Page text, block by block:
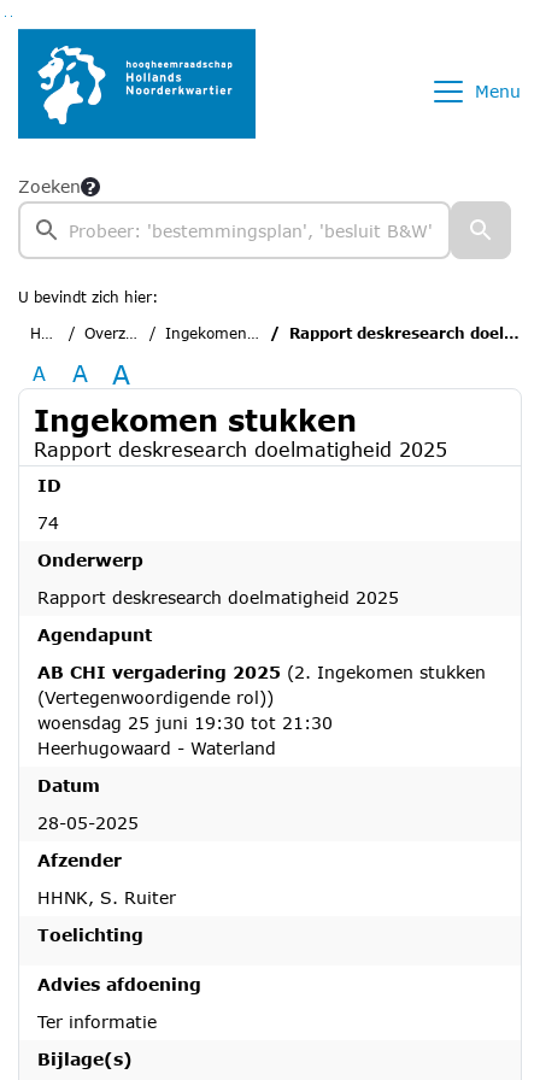
Ga naar de inhoud van deze pagina
Ga naar het zoeken
Ga naar het menu
Menu
Zoeken
U bevindt zich hier:
Home
Overzichten Ingekomen stukken Rapport deskresearch doelmatigheid 2025
A A A
Ingekomen stukken
Rapport deskresearch doelmatigheid 2025
ID
74
Onderwerp
Rapport deskresearch doelmatigheid 2025
Agendapunt
AB CHI vergadering 2025 (2. Ingekomen stukken
(Vertegenwoordigende rol))
woensdag 25 juni 19:30 tot 21:30
Heerhugowaard - Waterland
Datum
28-05-2025
Afzender
HHNK, S. Ruiter
Toelichting
Advies afdoening
Ter informatie
Bijlage(s)